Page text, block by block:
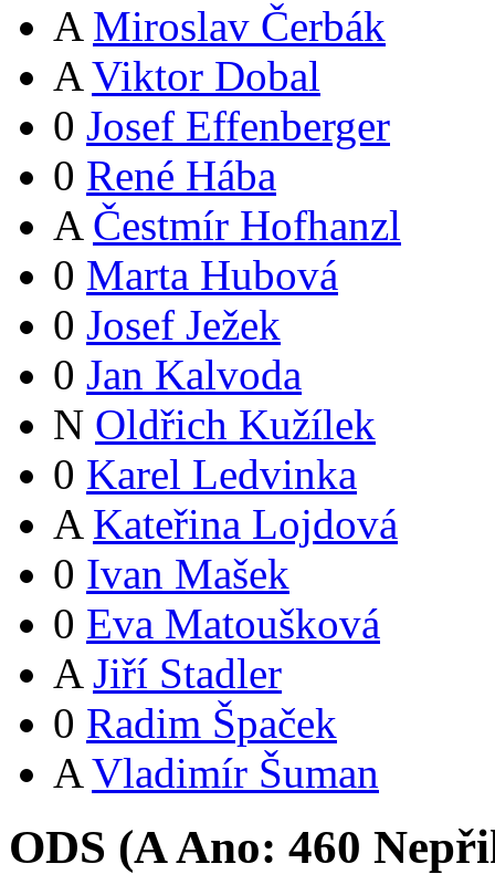
A Miroslav Čerbák
A Viktor Dobal
0 Josef Effenberger
0 René Hába
A Čestmír Hofhanzl
0 Marta Hubová
0 Josef Ježek
0 Jan Kalvoda
N Oldřich Kužílek
0 Karel Ledvinka
A Kateřina Lojdová
0 Ivan Mašek
0 Eva Matoušková
A Jiří Stadler
0 Radim Špaček
A Vladimír Šuman
ODS (AAno: 460